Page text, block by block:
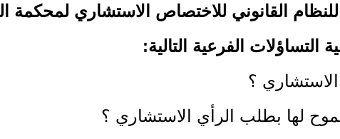
القانوني للاختصاص الاستشاري لمحكمة
التساؤلات الفرعية التالية:
؟
لها بطلب الرأي الاستشاري ؟